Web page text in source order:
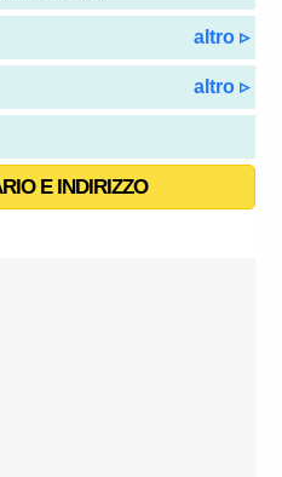
altro ▹
altro ▹
E INDIRIZZO